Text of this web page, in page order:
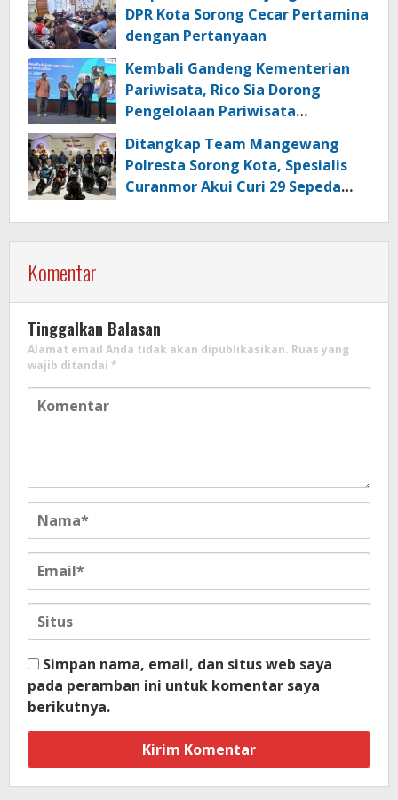
DPR Kota Sorong Cecar Pertamina
dengan Pertanyaan
Kembali Gandeng Kementerian
Pariwisata, Rico Sia Dorong
Pengelolaan Pariwisata
Ditangkap Team Mangewang
Polresta Sorong Kota, Spesialis
Curanmor Akui Curi 29 Sepeda
Komentar
Tinggalkan Balasan
Alamat email Anda tidak akan dipublikasikan. Ruas yang
wajib ditandai *
Simpan nama, email, dan situs web saya
pada peramban ini untuk komentar saya
berikutnya.